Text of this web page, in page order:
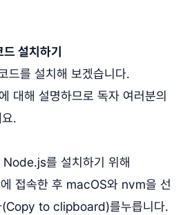
설치하기
드를 설치해 보겠습니다.
대해 설명하므로 독자 여러분의
.
를 설치하기 위해
에 접속한 후 macOS와 nvm을 선
(Copy to clipboard)를누릅니다.